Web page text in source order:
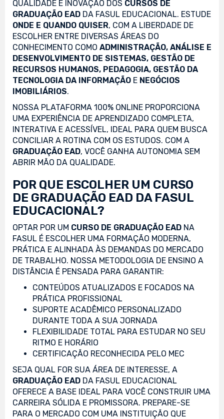
QUALIDADE E INOVAÇÃO DOS CURSOS DE
GRADUAÇÃO EAD DA FASUL EDUCACIONAL. ESTUDE
ONDE E QUANDO QUISER, COM A LIBERDADE DE
ESCOLHER ENTRE DIVERSAS ÁREAS DO
CONHECIMENTO COMO ADMINISTRAÇÃO, ANÁLISE E
DESENVOLVIMENTO DE SISTEMAS, GESTÃO DE
RECURSOS HUMANOS, PEDAGOGIA, GESTÃO DA
TECNOLOGIA DA INFORMAÇÃO E NEGÓCIOS
IMOBILIÁRIOS.
NOSSA PLATAFORMA 100% ONLINE PROPORCIONA
UMA EXPERIÊNCIA DE APRENDIZADO COMPLETA,
INTERATIVA E ACESSÍVEL, IDEAL PARA QUEM BUSCA
CONCILIAR A ROTINA COM OS ESTUDOS. COM A
GRADUAÇÃO EAD, VOCÊ GANHA AUTONOMIA SEM
ABRIR MÃO DA QUALIDADE.
POR QUE ESCOLHER UM CURSO
DE GRADUAÇÃO EAD DA FASUL
EDUCACIONAL?
OPTAR POR UM CURSO DE GRADUAÇÃO EAD NA
FASUL É ESCOLHER UMA FORMAÇÃO MODERNA,
PRÁTICA E ALINHADA ÀS DEMANDAS DO MERCADO
DE TRABALHO. NOSSA METODOLOGIA DE ENSINO A
DISTÂNCIA É PENSADA PARA GARANTIR:
CONTEÚDOS ATUALIZADOS E FOCADOS NA
PRÁTICA PROFISSIONAL
SUPORTE ACADÊMICO PERSONALIZADO
DURANTE TODA A SUA JORNADA
FLEXIBILIDADE TOTAL PARA ESTUDAR NO SEU
RITMO E HORÁRIO
CERTIFICAÇÃO RECONHECIDA PELO MEC
SEJA QUAL FOR SUA ÁREA DE INTERESSE, A
GRADUAÇÃO EAD DA FASUL EDUCACIONAL
OFERECE A BASE IDEAL PARA VOCÊ CONSTRUIR UMA
CARREIRA SÓLIDA E PROMISSORA. PREPARE-SE
PARA O MERCADO COM UMA INSTITUIÇÃO QUE